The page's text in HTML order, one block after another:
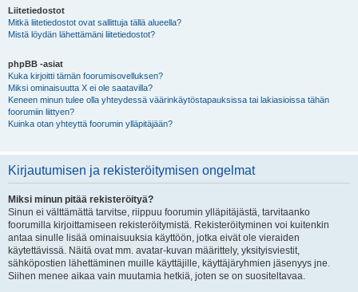
Liitetiedostot
Mitkä liitetiedostot ovat sallittuja tällä alueella?
Mistä löydän lähettämäni liitetiedostot?
phpBB -asiat
Kuka kirjoitti tämän foorumisovelluksen?
Miksi ominaisuutta X ei ole saatavilla?
Keneen minun tulee olla yhteydessä väärinkäytöstapauksissa tai lakiasioissa tähän
foorumiin liittyen?
Kuinka otan yhteyttä foorumin ylläpitäjään?
Kirjautumisen ja rekisteröitymisen ongelmat
Miksi minun pitää rekisteröityä?
Sinun ei välttämättä tarvitse, riippuu foorumin ylläpitäjästä, tarvitaanko
foorumilla kirjoittamiseen rekisteröitymistä. Rekisteröityminen voi kuitenkin
antaa sinulle lisää ominaisuuksia käyttöön, jotka eivät ole vieraiden
käytettävissä. Näitä ovat mm. avatar-kuvan määrittely, yksityisviestit,
sähköpostien lähettäminen muille käyttäjille, käyttäjäryhmien jäsenyys jne.
Siihen menee aikaa vain muutamia hetkiä, joten se on suositeltavaa.